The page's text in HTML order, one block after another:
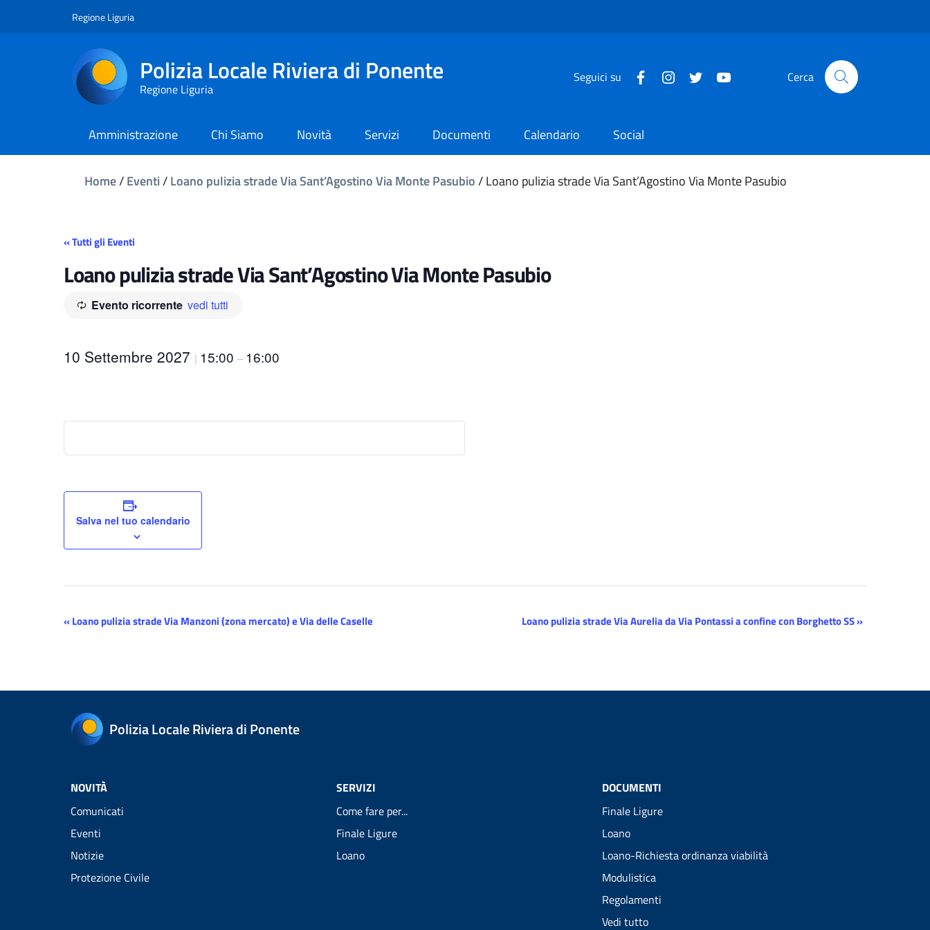
Regione Liguria
Polizia Locale Riviera di Ponente
Regione Liguria
Seguici su Cerca
Amministrazione Chi Siamo Novità Servizi Documenti Calendario Social
Home/Eventi/Loano pulizia strade Via Sant’Agostino Via Monte Pasubio/Loano pulizia strade Via Sant’Agostino Via Monte Pasubio
« Tutti gli Eventi
Loano pulizia strade Via Sant’Agostino Via Monte Pasubio
Evento ricorrente vedi tutti
10 Settembre 2027 | 15:00 – 16:00
Salva nel tuo calendario
Evento
«Loano pulizia strade Via Manzoni (zona mercato) e Via delle Caselle Loano pulizia strade Via Aurelia da Via Pontassi a confine con Borghetto SS»
Polizia Locale Riviera di Ponente
NOVITÀ
Comunicati
Eventi
Notizie
Protezione Civile
SERVIZI
Come fare per...
Finale Ligure
Loano
DOCUMENTI
Finale Ligure
Loano
Loano-Richiesta ordinanza viabilità
Modulistica
Regolamenti
Vedi tutto